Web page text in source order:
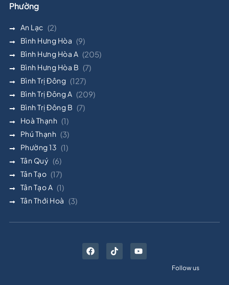
Phường
An Lạc (2)
Bình Hưng Hòa (9)
Bình Hưng Hòa A (205)
Bình Hưng Hòa B (7)
Bình Trị Đông (127)
Bình Trị Đông A (209)
Bình Trị Đông B (7)
Hoà Thạnh (1)
Phú Thạnh (3)
Phường 13 (1)
Tân Quý (6)
Tân Tạo (17)
Tân Tạo A (1)
Tân Thới Hoà (3)
Follow us